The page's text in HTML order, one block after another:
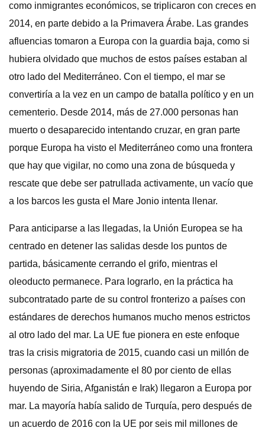
como inmigrantes económicos, se triplicaron con creces en
2014, en parte debido a la Primavera Árabe. Las grandes
afluencias tomaron a Europa con la guardia baja, como si
hubiera olvidado que muchos de estos países estaban al
otro lado del Mediterráneo. Con el tiempo, el mar se
convertiría a la vez en un campo de batalla político y en un
cementerio. Desde 2014, más de 27.000 personas han
muerto o desaparecido intentando cruzar, en gran parte
porque Europa ha visto el Mediterráneo como una frontera
que hay que vigilar, no como una zona de búsqueda y
rescate que debe ser patrullada activamente, un vacío que
a los barcos les gusta el Mare Jonio intenta llenar.
Para anticiparse a las llegadas, la Unión Europea se ha
centrado en detener las salidas desde los puntos de
partida, básicamente cerrando el grifo, mientras el
oleoducto permanece. Para lograrlo, en la práctica ha
subcontratado parte de su control fronterizo a países con
estándares de derechos humanos mucho menos estrictos
al otro lado del mar. La UE fue pionera en este enfoque
tras la crisis migratoria de 2015, cuando casi un millón de
personas (aproximadamente el 80 por ciento de ellas
huyendo de Siria, Afganistán e Irak) llegaron a Europa por
mar. La mayoría había salido de Turquía, pero después de
un acuerdo de 2016 con la UE por seis mil millones de